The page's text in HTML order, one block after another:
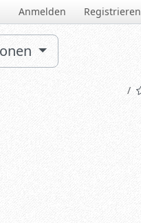
Anmelden Registrieren